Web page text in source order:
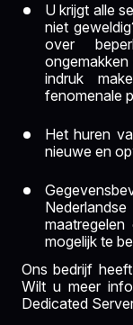
U krijgt alle
niet
over
indruk
fenomenale
Het huren
nieuwe en
mogelijk te
Ons bedrijf
Wilt u meer
Dedicated